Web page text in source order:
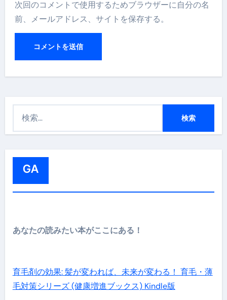
次回のコメントで使用するためブラウザーに自分の名
前、メールアドレス、サイトを保存する。
GA
あなたの読みたい本がここにある！
育毛剤の効果: 髪が変われば、未来が変わる！ 育毛・薄
毛対策シリーズ (健康増進ブックス) Kindle版